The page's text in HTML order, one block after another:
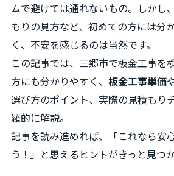
ムで避けては通れないもの。しかし
もりの見方など、初めての方には分
く、不安を感じるのは当然です。
この記事では、三郷市で板金工事を
方にも分かりやすく、 板金工事単価
選び方のポイント、実際の見積もり
羅的に解説。
記事を読み進めれば、「これなら安
う！」と思えるヒントがきっと見つか